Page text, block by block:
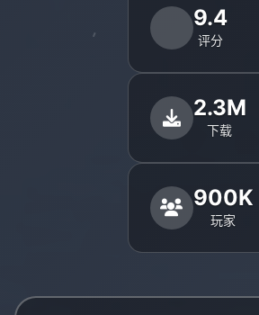
9.4
评分
2.3M
下载
900K
玩家